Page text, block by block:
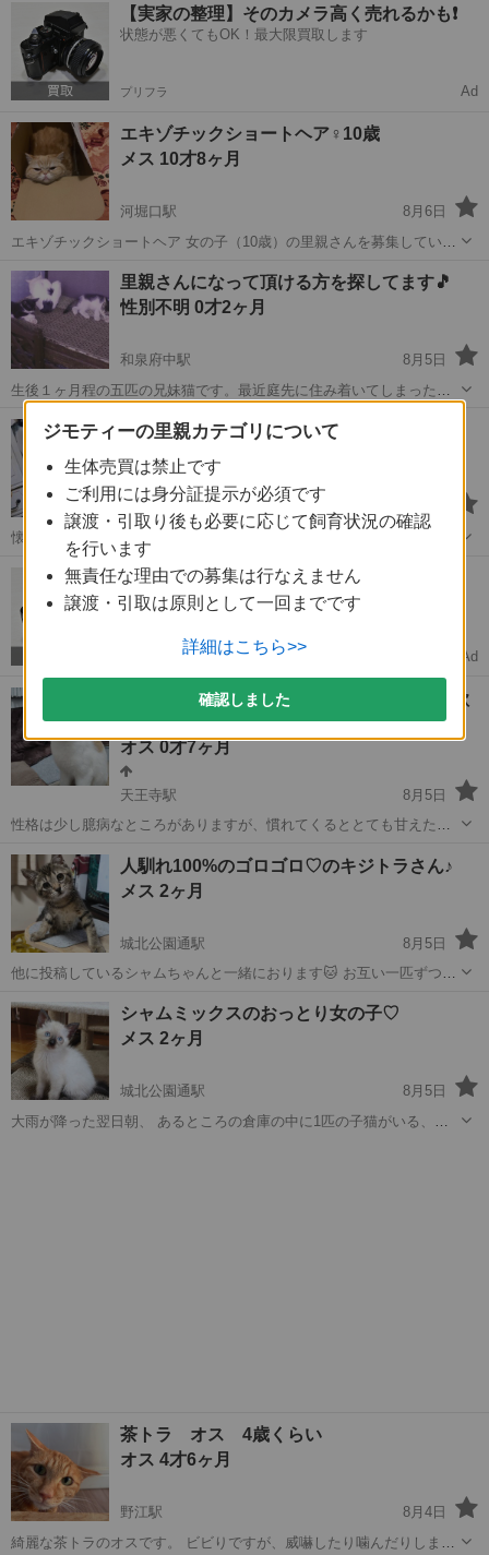
穏やかでおとなしい少し気が弱いところがありますが 飼いやすい性格
の子です。 大切...
【実家の整理】そのカメラ高く売れるかも❗️
状態が悪くてもOK！最大限買取します
プリフラ Ad
エキゾチックショートヘア♀10歳
メス 10才8ヶ月
河堀口駅
8月6日
エキゾチックショートヘア 女の子（10歳）の里親さんを募集していま
が、これからも安心してゆっくり過ごせるお家を見つけてあげたいと
思い、里親さんを募集することに...
大阪 大阪市 河堀口駅
エキゾチックショートヘア
里親さんになって頂ける方を探してます🎵
性別不明 0才2ヶ月
和泉府中駅
8月5日
生後１ヶ月程の五匹の兄妹猫です。最近庭先に住み着いてしまったの
で元気に遊んでます。 親猫も一緒にいるのですが近所警察でも届け出
がないようで飼い主不在...
大阪 和泉府中駅
甘えん坊コロッケ
オス 4才6ヶ月
伝法駅
懐くまでは少し時間かかると思いますが 心開くと犬みたいにひっつき
虫で甘えん坊さんです エイズ 陰性 白血病 陰性 ワクチン 済
駆虫薬 済 仔猫の時2匹で保護され1匹は人慣れして可愛がられコロ
ッケは慣れず去勢もされ...
大阪市 伝法駅 猫
【実家の整理】そのカメラ高く売れるかも❗️
状態が悪くてもOK！最大限買取します
Ad
やんちゃで甘えん坊の白茶 ７か月 遠方歓
迎 譲渡条件をお読みください
オス 0才7ヶ月
天王寺駅
8月5日
性格は少し臆病なところがありますが、慣れてくるととても甘えたで
いので飼いやすいと思います。 仲の良い姉妹が３匹います。原則、姉
妹と合わせて２匹以上の譲渡...
大阪 大阪市 天王寺駅 猫 性格
人馴れ100%のゴロゴロ♡のキジトラさん♪
メス 2ヶ月
城北公園通駅
8月5日
他に投稿しているシャムちゃんと一緒におります🐱 お互い一匹ずつで
住さんがいなければ2匹での譲渡を希望ですが 先住さんがおられれば1
匹譲渡可能です！ この...
大阪 城北公園通駅 猫
シャムミックスのおっとり女の子♡
メス 2ヶ月
城北公園通駅
8月5日
大雨が降った翌日朝、 あるところの倉庫の中に1匹の子猫がいる、と
茶トラ オス 4歳くらい
オス 4才6ヶ月
野江駅
8月4日
綺麗な茶トラのオスです。 ビビりですが、威嚇したり噛んだりしませ
ジモティーの里親カテゴリについて
生体売買は禁止です
ご利用には身分証提示が必須です
譲渡・引取り後も必要に応じて飼育状況の確認
を行います
無責任な理由での募集は行なえません
譲渡・引取は原則として一回までです
詳細はこちら>>
確認しました